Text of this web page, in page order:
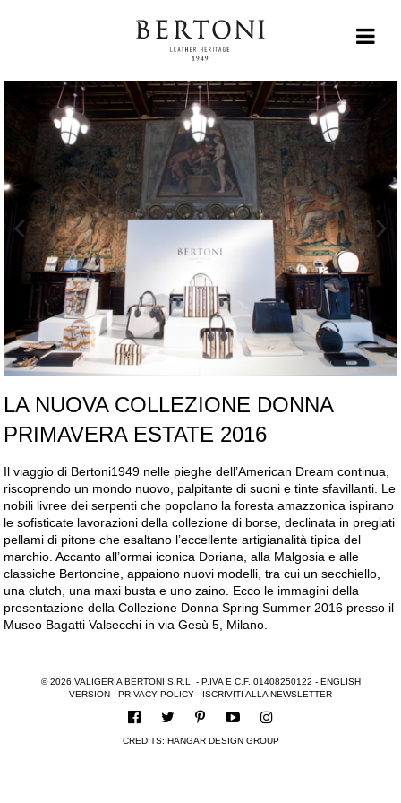
LA NUOVA COLLEZIONE DONNA
PRIMAVERA ESTATE 2016
Il viaggio di Bertoni1949 nelle pieghe dell’American Dream continua,
riscoprendo un mondo nuovo, palpitante di suoni e tinte sfavillanti. Le
nobili livree dei serpenti che popolano la foresta amazzonica ispirano
le sofisticate lavorazioni della collezione di borse, declinata in pregiati
pellami di pitone che esaltano l’eccellente artigianalità tipica del
marchio. Accanto all’ormai iconica Doriana, alla Malgosia e alle
classiche Bertoncine, appaiono nuovi modelli, tra cui un secchiello,
una clutch, una maxi busta e uno zaino. Ecco le immagini della
presentazione della Collezione Donna Spring Summer 2016 presso il
Museo Bagatti Valsecchi in via Gesù 5, Milano.
© 2026 VALIGERIA BERTONI S.R.L. - P.IVA E C.F. 01408250122 - ENGLISH
VERSION - PRIVACY POLICY - ISCRIVITI ALLA NEWSLETTER
CREDITS: HANGAR DESIGN GROUP